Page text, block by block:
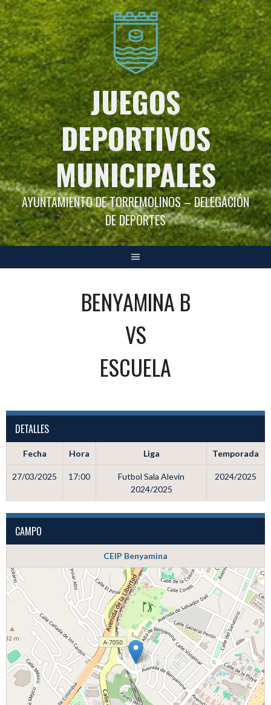
Saltar
al
contenido
JUEGOS
DEPORTIVOS
MUNICIPALES
AYUNTAMIENTO DE TORREMOLINOS – DELEGACIÓN
DE DEPORTES
BENYAMINA B
VS
ESCUELA
DETALLES
Fecha Hora Liga Temporada
27/03/2025 17:00
Futbol Sala Alevin
2024/2025
2024/2025
CAMPO
CEIP Benyamina